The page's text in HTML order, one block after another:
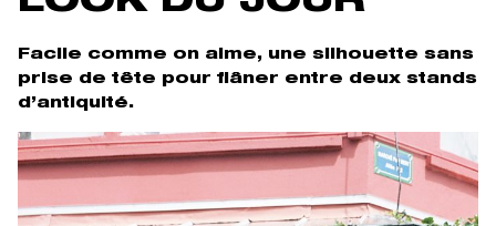
Facile comme on aime, une silhouette sans
prise de tête pour flâner entre deux stands
d’antiquité.